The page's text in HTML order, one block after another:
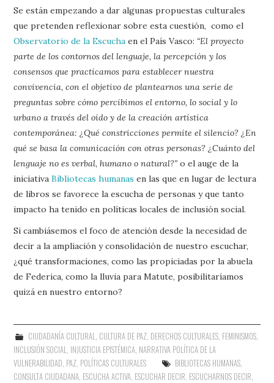
Se están empezando a dar algunas propuestas culturales
que pretenden reflexionar sobre esta cuestión, como el
Observatorio de la Escucha en el País Vasco: “El proyecto
parte de los contornos del lenguaje, la percepción y los
consensos que practicamos para establecer nuestra
convivencia, con el objetivo de plantearnos una serie de
preguntas sobre cómo percibimos el entorno, lo social y lo
urbano a través del oído y de la creación artística
contemporánea: ¿Qué constricciones permite el silencio? ¿En
qué se basa la comunicación con otras personas? ¿Cuánto del
lenguaje no es verbal, humano o natural?” o el auge de la
iniciativaBibliotecas humanas en las que en lugar de lectura
de libros se favorece la escucha de personas y que tanto
impacto ha tenido en políticas locales de inclusión social.
Si cambiásemos el foco de atención desde la necesidad de
decir a la ampliación y consolidación de nuestro escuchar,
¿qué transformaciones, como las propiciadas por la abuela
de Federica, como la lluvia para Matute, posibilitaríamos
quizá en nuestro entorno?
CIUDADANÍA CULTURAL CULTURA DE PAZ, DERECHOS CULTURALES, FEMINISMOS,
INCLUSIÓN SOCIAL INJUSTICIA EPISTÉMICA NARRATIVA POLÍTICA DE LA
VULNERABILIDAD PAZ POLÍTICAS CULTURALES BIBLIOTECAS HUMANAS,
CONSULTA CIUDADANA ESCUCHA ACTIVA ESCUCHAR DECIR ESCUCHARNOS DECIR